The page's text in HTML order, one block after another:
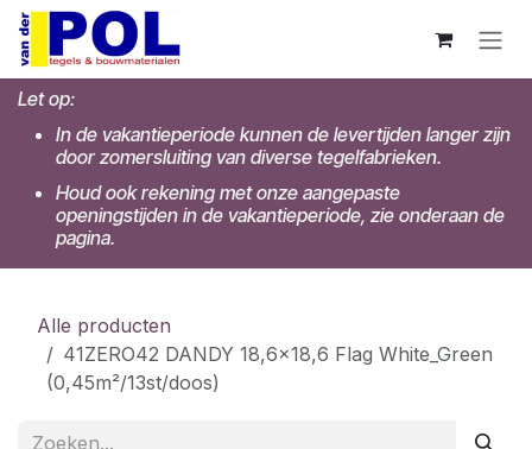
Overslaan naar inhoud
Let op:
In de vakantieperiode kunnen de levertijden langer zijn
door zomersluiting van diverse tegelfabrieken.
Houd ook rekening met onze aangepaste
openingstijden in de vakantieperiode, zie onderaan de
pagina.
Alle producten
41ZERO42 DANDY 18,6x18,6 Flag White_Green
(0,45m²/13st/doos)